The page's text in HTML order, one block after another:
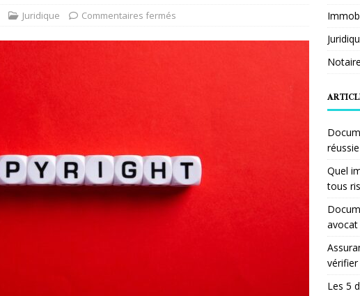
Juridique Commentaires fermés
Notaire
réussie
Quel
tous
avocat
vérifier
Les 5